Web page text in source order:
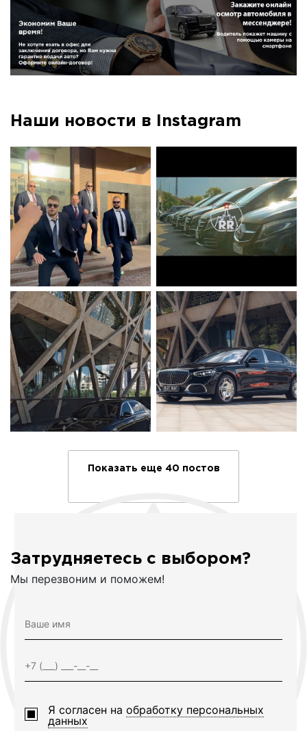
Наши новости в Instagram
Показать еще 40 постов
Затрудняетесь с выбором?
Мы перезвоним и поможем!
Я согласен на обработку персональных
данных